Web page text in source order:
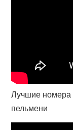
Лучшие
пельмени